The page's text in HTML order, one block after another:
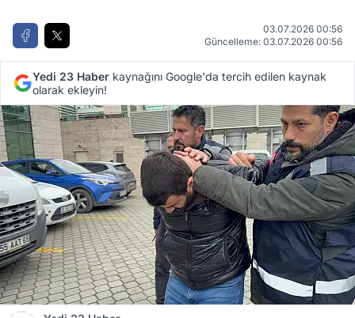
03.07.2026 00:56
Güncelleme: 03.07.2026 00:56
Yedi 23 Haber kaynağını Google'da tercih edilen kaynak
olarak ekleyin!